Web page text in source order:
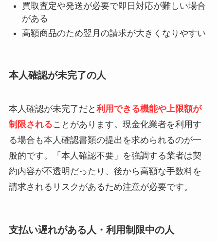
買取査定や発送が必要で即日対応が難しい場合
がある
高額商品のため翌月の請求が大きくなりやすい
本人確認が未完了の人
本人確認が未完了だと 利用できる機能や上限額が
制限されることがあります。現金化業者を利用す
る場合も本人確認書類の提出を求められるのが一
般的です。「本人確認不要」を強調する業者は契
約内容が不透明だったり、後から高額な手数料を
請求されるリスクがあるため注意が必要です。
支払い遅れがある人・利用制限中の人